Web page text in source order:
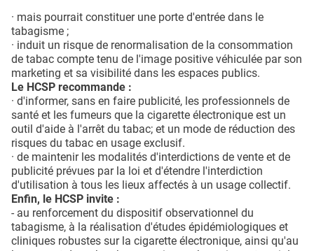
· mais pourrait constituer une porte d'entrée dans le
tabagisme ;
· induit un risque de renormalisation de la consommation
de tabac compte tenu de l'image positive véhiculée par son
marketing et sa visibilité dans les espaces publics.
Le HCSP recommande :
· d'informer, sans en faire publicité, les professionnels de
santé et les fumeurs que la cigarette électronique est un
outil d'aide à l'arrêt du tabac; et un mode de réduction des
risques du tabac en usage exclusif.
· de maintenir les modalités d'interdictions de vente et de
publicité prévues par la loi et d'étendre l'interdiction
d'utilisation à tous les lieux affectés à un usage collectif.
Enfin, le HCSP invite :
- au renforcement du dispositif observationnel du
tabagisme, à la réalisation d'études épidémiologiques et
cliniques robustes sur la cigarette électronique, ainsi qu'au